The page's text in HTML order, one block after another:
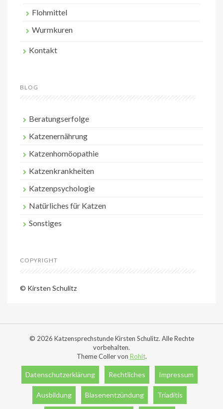
Flohmittel
Wurmkuren
Kontakt
BLOG
Beratungserfolge
Katzenernährung
Katzenhomöopathie
Katzenkrankheiten
Katzenpsychologie
Natürliches für Katzen
Sonstiges
COPYRIGHT
© Kirsten Schulitz
© 2026 Katzensprechstunde Kirsten Schulitz. Alle Rechte
vorbehalten.
Theme Coller von Rohit.
Datenschutzerklärung Rechtliches Impressum
Ausbildung Blasenentzündung Triaditis